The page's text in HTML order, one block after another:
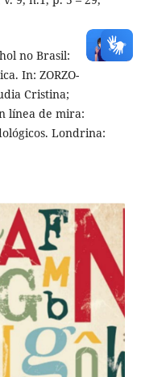
no Brasil:
In: ZORZO-
Cristina;
línea de mira:
Londrina: